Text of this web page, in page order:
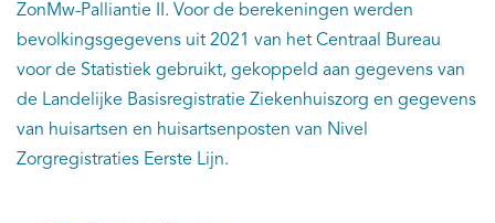
ZonMw-Palliantie II. Voor de berekeningen werden
bevolkingsgegevens uit 2021 van het Centraal Bureau
voor de Statistiek gebruikt, gekoppeld aan gegevens van
de Landelijke Basisregistratie Ziekenhuiszorg en gegevens
van huisartsen en huisartsenposten van Nivel
Zorgregistraties Eerste Lijn.